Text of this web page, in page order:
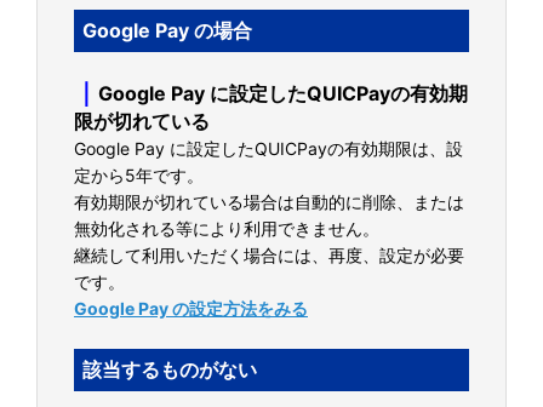
Google Pay の場合
｜ Google Pay に設定したQUICPayの有効期
限が切れている
Google Pay に設定したQUICPayの有効期限は、設
定から5年です。
有効期限が切れている場合は自動的に削除、または
無効化される等により利用できません。
継続して利用いただく場合には、再度、設定が必要
です。
Google Pay の設定方法をみる
該当するものがない